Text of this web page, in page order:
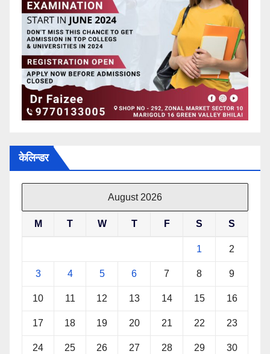
केलिन्डर
August 2026
M T W T F S S
1 2
3 4 5 6 7 8 9
10 11 12 13 14 15 16
17 18 19 20 21 22 23
24 25 26 27 28 29 30